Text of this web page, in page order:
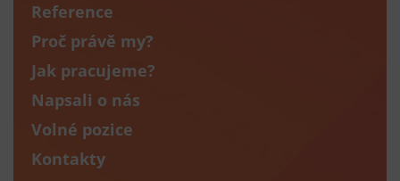
Reference
Proč právě my?
Jak pracujeme?
Napsali o nás
Volné pozice
Kontakty